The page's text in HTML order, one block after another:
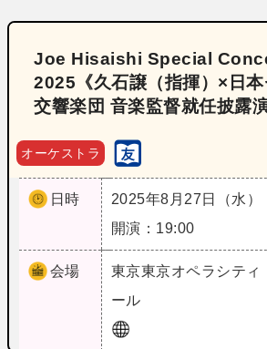
Joe Hisaishi Special
2025《久石譲（指揮）×日
交響楽団 音楽監督就任披露演
オーケストラ
日時
2025年8月27日（水）
開演：19:00
会場 東京東京オペラシティ
ール